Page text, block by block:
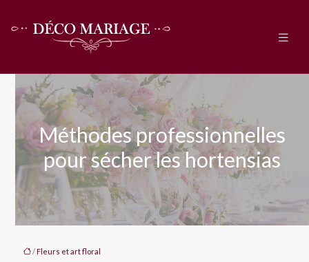
Méthodes professionnelles
pour sécher les hortensias
/Fleurs et art floral